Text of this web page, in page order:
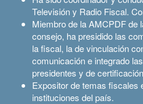
Televisión y Radio Fiscal.
Miembro de la AMCPDF de
consejo, ha presidido las
la fiscal, la de vinculación
comunicación e integrado
presidentes y de
Expositor de temas fiscales
instituciones del país.